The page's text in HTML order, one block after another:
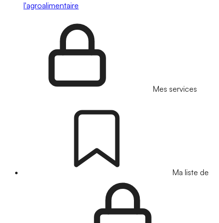
l'agroalimentaire
Mes services
Ma liste de